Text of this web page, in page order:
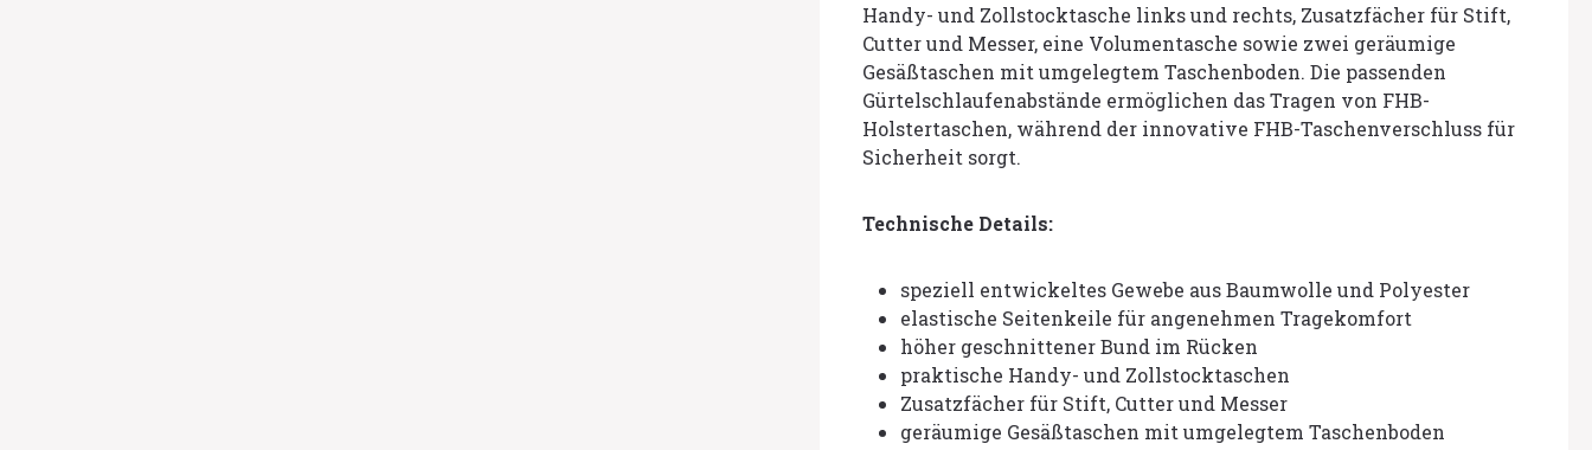
Handy- und Zollstocktasche links und rechts, Zusatzfächer für Stift,
Cutter und Messer, eine Volumentasche sowie zwei geräumige
Gesäßtaschen mit umgelegtem Taschenboden. Die passenden
Gürtelschlaufenabstände ermöglichen das Tragen von FHB-
Holstertaschen, während der innovative FHB-Taschenverschluss für
Sicherheit sorgt.
Technische Details:
speziell entwickeltes Gewebe aus Baumwolle und Polyester
elastische Seitenkeile für angenehmen Tragekomfort
höher geschnittener Bund im Rücken
praktische Handy- und Zollstocktaschen
Zusatzfächer für Stift, Cutter und Messer
geräumige Gesäßtaschen mit umgelegtem Taschenboden